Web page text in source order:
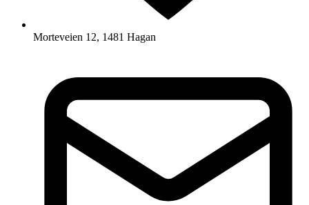
Morteveien 12, 1481 Hagan